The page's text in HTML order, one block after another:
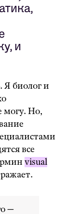
и
Я биолог и
могу. Но,
все
visual
—